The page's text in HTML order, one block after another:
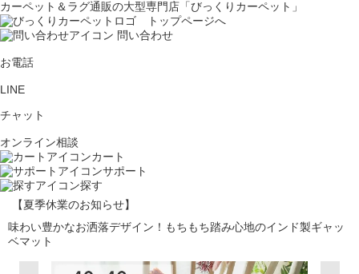
カーペット＆ラグ通販の大型専門店「びっくりカーペット」
問い合わせ
お電話
LINE
チャット
オンライン相談
カート
サポート
探す
【夏季休業のお知らせ】
味わい豊かなお洒落デザイン！もちもち踏み心地のインド製ギャッ
ベマット